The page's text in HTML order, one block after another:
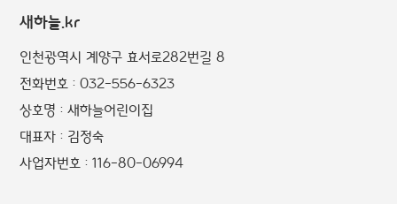
새하늘.kr
인천광역시 계양구 효서로282번길 8
전화번호 : 032-556-6323
상호명 : 새하늘어린이집
대표자 : 김정숙
사업자번호 : 116-80-06994